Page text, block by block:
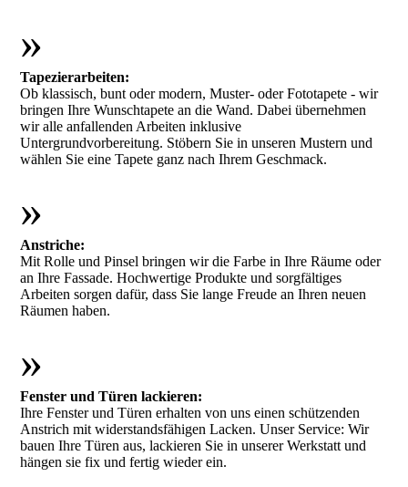
»
Tapezierarbeiten:
Ob klassisch, bunt oder modern, Muster- oder Fototapete - wir
bringen Ihre Wunschtapete an die Wand. Dabei übernehmen
wir alle anfallenden Arbeiten inklusive
Untergrundvorbereitung. Stöbern Sie in unseren Mustern und
wählen Sie eine Tapete ganz nach Ihrem Geschmack.
»
Anstriche:
Mit Rolle und Pinsel bringen wir die Farbe in Ihre Räume oder
an Ihre Fassade. Hochwertige Produkte und sorgfältiges
Arbeiten sorgen dafür, dass Sie lange Freude an Ihren neuen
Räumen haben.
»
Fenster und Türen lackieren:
Ihre Fenster und Türen erhalten von uns einen schützenden
Anstrich mit widerstandsfähigen Lacken. Unser Service: Wir
bauen Ihre Türen aus, lackieren Sie in unserer Werkstatt und
hängen sie fix und fertig wieder ein.